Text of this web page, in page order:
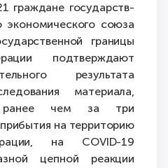
граждане государств-
экономического союза
границы
подтверждают
результата
материала,
ранее чем за три
на территорию
на COVID-19
цепной реакции